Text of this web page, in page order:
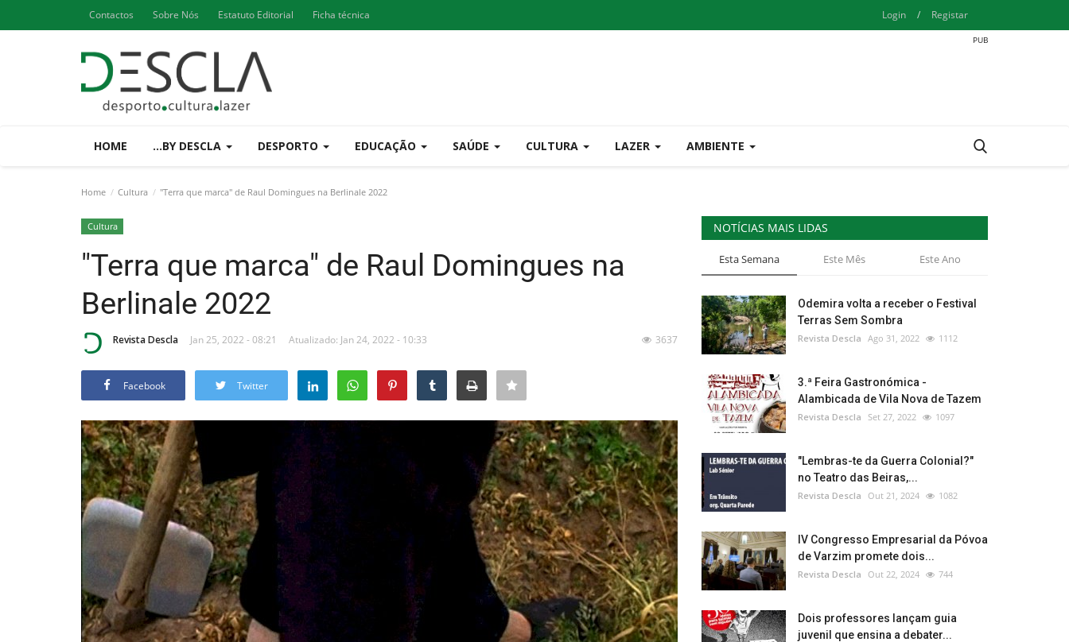
Contactos Sobre Nós Estatuto Editorial Ficha técnica Login / Registar
HOME ...BY DESCLA DESPORTO EDUCAÇÃO SAÚDE CULTURA LAZER AMBIENTE
Home Cultura "Terra que marca" de Raul Domingues na Berlinale 2022
Cultura
"Terra que marca" de Raul Domingues na
Berlinale 2022
Revista Descla Jan 25, 2022 - 08:21 Atualizado: Jan 24, 2022 - 10:33 3637
Facebook Twitter
NOTÍCIAS MAIS LIDAS
Esta Semana Este Mês Este Ano
Odemira volta a receber o Festival
Terras Sem Sombra
Revista Descla Ago 31, 2022 1112
3.ª Feira Gastronómica -
Alambicada de Vila Nova de Tazem
Revista Descla Set 27, 2022 1097
"Lembras-te da Guerra Colonial?"
no Teatro das Beiras,...
Revista Descla Out 21, 2024 1082
IV Congresso Empresarial da Póvoa
de Varzim promete dois...
Revista Descla Out 22, 2024 744
Dois professores lançam guia
juvenil que ensina a debater...